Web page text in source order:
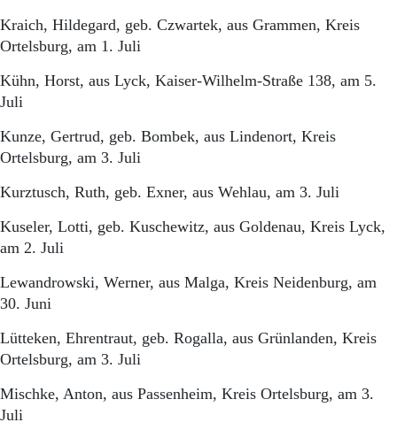
Kraich, Hildegard, geb. Czwartek, aus Grammen, Kreis
Ortelsburg, am 1. Juli
Kühn, Horst, aus Lyck, Kaiser-Wilhelm-Straße 138, am 5.
Juli
Kunze, Gertrud, geb. Bombek, aus Lindenort, Kreis
Ortelsburg, am 3. Juli
Kurztusch, Ruth, geb. Exner, aus Wehlau, am 3. Juli
Kuseler, Lotti, geb. Kuschewitz, aus Goldenau, Kreis Lyck,
am 2. Juli
Lewandrowski, Werner, aus Malga, Kreis Neidenburg, am
30. Juni
Lütteken, Ehrentraut, geb. Rogalla, aus Grünlanden, Kreis
Ortelsburg, am 3. Juli
Mischke, Anton, aus Passenheim, Kreis Ortelsburg, am 3.
Juli